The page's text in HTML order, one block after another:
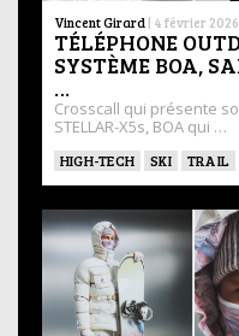
Vincent Girard | 4 février 2026
TÉLÉPHONE
SYSTÈME BOA,
…
Crosscall qui présente
STELLAR-X5s, BOA qui …
HIGH-TECH SKI TRAIL